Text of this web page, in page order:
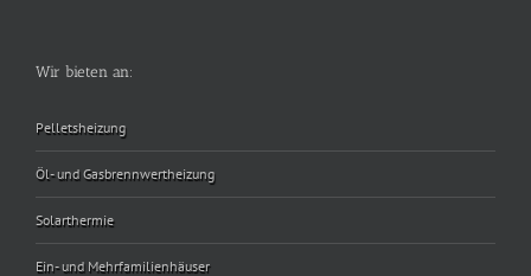
Wir bieten an:
Pelletsheizung
Öl- und Gasbrennwertheizung
Solarthermie
Ein- und Mehrfamilienhäuser